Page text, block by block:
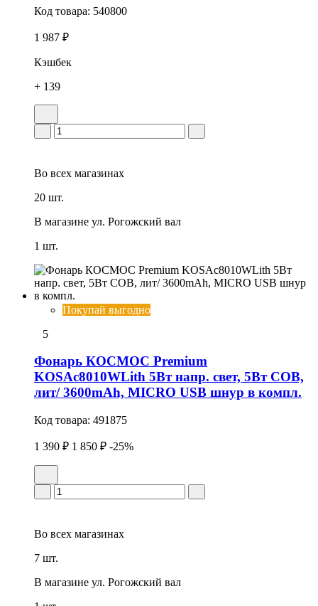
Код товара: 540800
1 987 ₽
Кэшбек
+ 139
Во всех магазинах
20 шт.
В магазине ул. Рогожский вал
1 шт.
Покупай выгодно
5
Фонарь КОСМОС Premium
KOSAc8010WLith 5Вт напр. свет, 5Вт СОВ,
лит/ 3600mAh, MICRO USB шнур в компл.
Код товара: 491875
1 390 ₽ 1 850 ₽ -25%
Во всех магазинах
7 шт.
В магазине ул. Рогожский вал